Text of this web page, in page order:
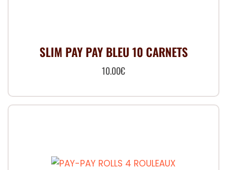
SLIM PAY PAY BLEU 10 CARNETS
10.00€